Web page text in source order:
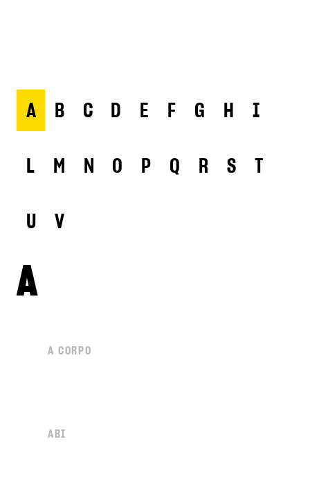
A B C D E F G H I
L M N O P Q R S T
U V
A
A CORPO
ABI